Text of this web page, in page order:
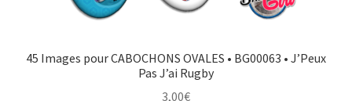
45 Images pour CABOCHONS OVALES • BG00063 • J’Peux
Pas J’ai Rugby
3,00€